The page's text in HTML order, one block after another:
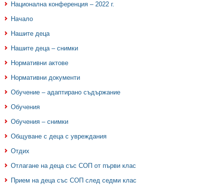
Национална конференция – 2022 г.
Начало
Нашите деца
Нашите деца – снимки
Нормативни актове
Нормативни документи
Обучение – адаптирано съдържание
Обучения
Обучения – снимки
Общуване с деца с увреждания
Отдих
Отлагане на деца със СОП от първи клас
Прием на деца със СОП след седми клас